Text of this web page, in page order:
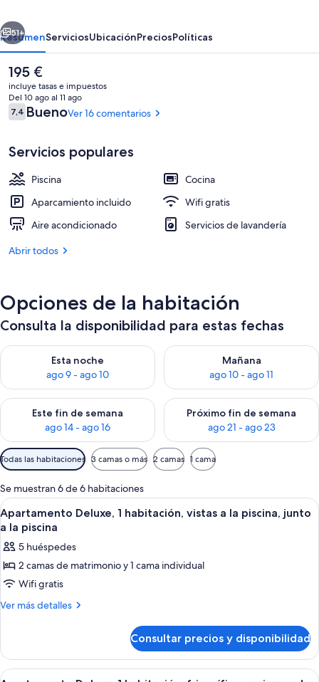
Detalle del exterior
Siguiente
51+
ResumenServiciosUbicaciónPreciosPolíticas
El
precio
actual
es
de
195 €
incluye tasas e impuestos
Del 10 ago al 11 ago
Comentarios
7,47,4 de 10
BuenoVer 16 comentarios
Servicios populares
Piscina
Cocina
Aparcamiento incluido
Wifi gratis
Aire acondicionado
Servicios de lavandería
Abrir todos
Opciones de la habitación
Consulta la disponibilidad para estas fechas
Esta noche
ago 9 - ago 10
Consulta la disponibilidad para esta noche, ago 9 - ago 10
Mañana
ago 10 - ago 11
Consulta la disponibilidad
Este fin de semana
ago 14 - ago 16
Consulta la disponibilidad para este fin de semana, ago 14 -
Próximo fin de semana
ago 21 - ago 23
Consulta la disponibilidad
Filtros
disponibles
para
las
habitaciones
Todas las habitaciones 3 camas o más 2 camas 1 cama
Se muestran 6 de 6 habitaciones
Abrir
todas
las
fotos
de
Apartamento
Deluxe,
vistas
a
Habitación de hotel con dos camas,
5
Apartamento Deluxe, 1 habitación, vistas a la piscina, junto
a la piscina
5 huéspedes
2 camas de matrimonio y 1 cama individual
Wifi gratis
Ver más detalles
Más
Deluxe,
Consultar precios y disponibilidad
Abrir
Un dormitorio con cama, dos